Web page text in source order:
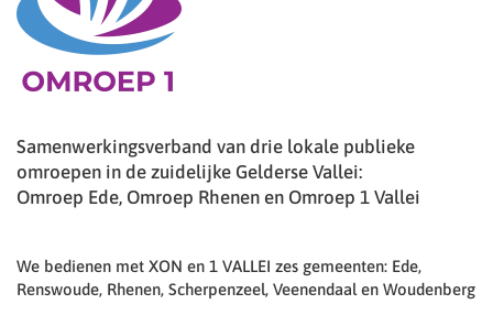
Samenwerkingsverband van drie lokale publieke
omroepen in de zuidelijke Gelderse Vallei:
Omroep Ede, Omroep Rhenen en Omroep 1 Vallei
We bedienen met XON en 1 VALLEI zes gemeenten: Ede,
Renswoude, Rhenen, Scherpenzeel, Veenendaal en Woudenberg